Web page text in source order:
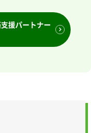
援パートナー